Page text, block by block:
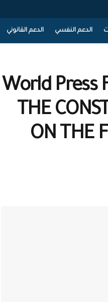
الدعم النفسي الدعم القانوني
World Press
THE
ON THE